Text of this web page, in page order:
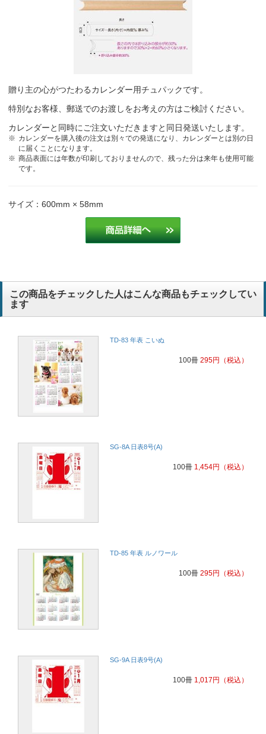
贈り主の心がつたわるカレンダー用チュパックです。
特別なお客様、郵送でのお渡しをお考えの方はご検討ください。
カレンダーと同時にご注文いただきますと同日発送いたします。
カレンダーを購入後の注文は別々での発送になり、カレンダーとは別の日
に届くことになります。
商品表面には年数が印刷しておりませんので、残った分は来年も使用可能
です。
サイズ：600mm × 58mm
この商品をチェックした人はこんな商品もチェックしてい
ます
TD-83 年表 こいぬ
100冊 295円 （税込）
SG-8A 日表8号(A)
100冊 1,454円 （税込）
TD-85 年表 ルノワール
100冊 295円 （税込）
SG-9A 日表9号(A)
100冊 1,017 円 （税込）